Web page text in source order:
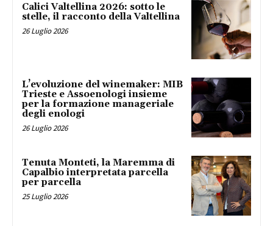
Calici Valtellina 2026: sotto le
stelle, il racconto della Valtellina
26 Luglio 2026
L’evoluzione del winemaker: MIB
Trieste e Assoenologi insieme
per la formazione manageriale
degli enologi
26 Luglio 2026
Tenuta Monteti, la Maremma di
Capalbio interpretata parcella
per parcella
25 Luglio 2026